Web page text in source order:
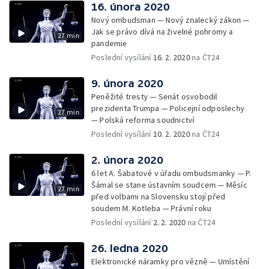
27 min
16. února 2020
Nový ombudsman — Nový znalecký zákon —
Jak se právo dívá na živelné pohromy a
pandemie
Poslední vysílání16. 2. 2020na ČT24
27 min
9. února 2020
Peněžité tresty — Senát osvobodil
prezidenta Trumpa — Policejní odposlechy
— Polská reforma soudnictví
Poslední vysílání10. 2. 2020na ČT24
27 min
2. února 2020
6 let A. Šabatové v úřadu ombudsmanky — P.
Šámal se stane ústavním soudcem — Měsíc
před volbami na Slovensku stojí před
soudem M. Kotleba — Právní roku
Poslední vysílání 2. 2. 2020 na ČT24
26. ledna 2020
Elektronické náramky pro vězně — Umístění